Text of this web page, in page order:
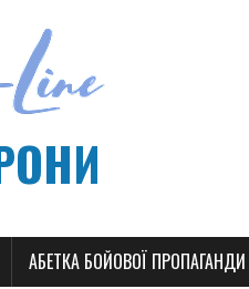
АБЕТКА БОЙОВОЇ ПРОПАГАНДИ